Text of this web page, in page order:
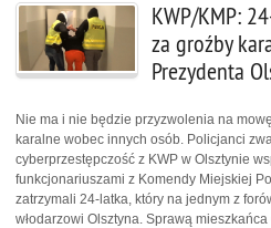
KWP/KMP:
za groźby
Prezydenta
Nie ma i nie będzie przyzwolenia na
karalne wobec innych osób. Policjanci
cyberprzestępczość z KWP w Olsztynie
funkcjonariuszami z Komendy Miejskiej
zatrzymali 24-latka, który na jednym z
włodarzowi Olsztyna. Sprawą